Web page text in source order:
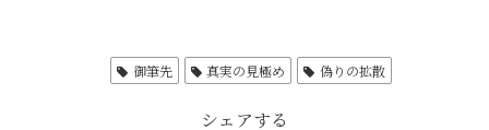
御筆先 真実の見極め 偽りの拡散
シェアする